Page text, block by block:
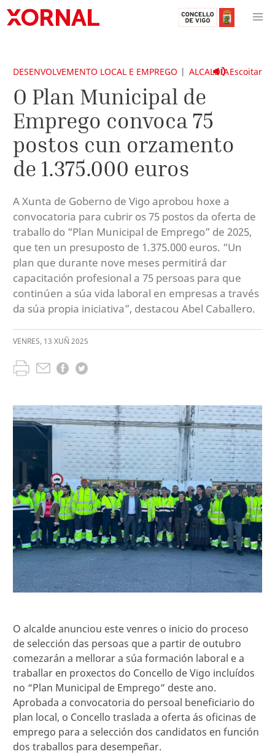
Escoitar
DESENVOLVEMENTO LOCAL E EMPREGO ALCALDÍA
O Plan Municipal de
Emprego convoca 75
postos cun orzamento
de 1.375.000 euros
A Xunta de Goberno de Vigo aprobou hoxe a
convocatoria para cubrir os 75 postos da oferta de
traballo do “Plan Municipal de Emprego” de 2025,
que ten un presuposto de 1.375.000 euros. “Un
plan que durante nove meses permitirá dar
capacitación profesional a 75 persoas para que
continúen a súa vida laboral en empresas a través
da súa propia iniciativa”, destacou Abel Caballero.
VENRES, 13 XUÑ 2025
O alcalde anunciou este venres o inicio do proceso
de selección das persoas que a partir de outubro
comezarán a mellorar a súa formación laboral e a
traballar en proxectos do Concello de Vigo incluídos
no “Plan Municipal de Emprego” deste ano.
Aprobada a convocatoria do persoal beneficiario do
plan local, o Concello traslada a oferta ás oficinas de
emprego para a selección dos candidatos en función
dos traballos para desempeñar.